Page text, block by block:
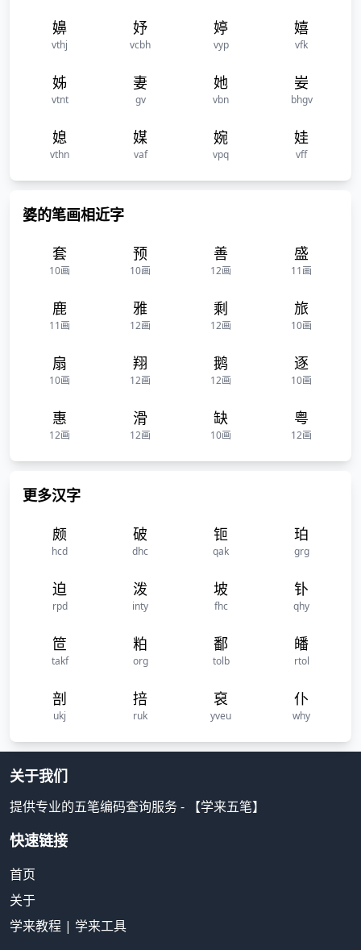
嬶
vthj
妤
vcbh
婷
vyp
嬉
vfk
姊
vtnt
妻
gv
她
vbn
妛
bhgv
媳
vthn
媒
vaf
婉
vpq
娃
vff
婆的笔画相近字
套
10画
预
10画
善
12画
盛
11画
鹿
11画
雅
12画
剩
12画
旅
10画
扇
10画
翔
12画
鹅
12画
逐
10画
惠
12画
滑
12画
缺
10画
粤
12画
更多汉字
颇
hcd
破
dhc
钷
qak
珀
grg
迫
rpd
泼
inty
坡
fhc
钋
qhy
笸
takf
粕
org
鄱
tolb
皤
rtol
剖
ukj
掊
ruk
裒
yveu
仆
why
关于我们
提供专业的五笔编码查询服务 - 【学来五笔】
快速链接
首页
关于
学来教程 | 学来工具